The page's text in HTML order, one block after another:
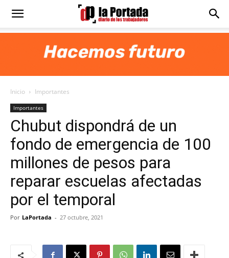
Diario
Portada
Inicio Importantes
Importantes
Chubut dispondrá de un
fondo de emergencia de 100
millones de pesos para
reparar escuelas afectadas
por el temporal
Por LaPortada - 27 octubre, 2021